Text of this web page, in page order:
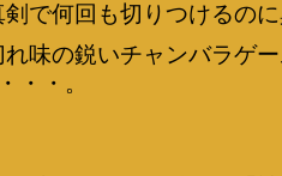
剣で何回も切りつけるの
れ味の鋭いチャンバラゲ
・・。